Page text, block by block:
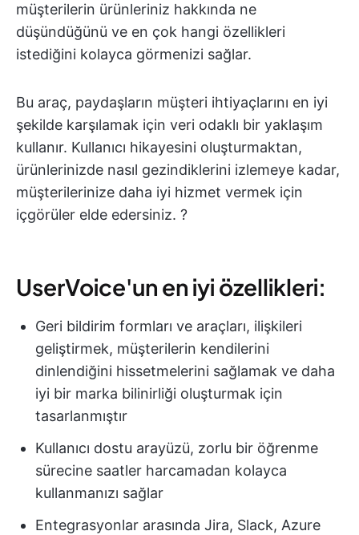
müşterilerin ürünleriniz hakkında ne
düşündüğünü ve en çok hangi özellikleri
istediğini kolayca görmenizi sağlar.
Bu araç, paydaşların müşteri ihtiyaçlarını en iyi
şekilde karşılamak için veri odaklı bir yaklaşım
kullanır. Kullanıcı hikayesini oluşturmaktan,
ürünlerinizde nasıl gezindiklerini izlemeye kadar,
müşterilerinize daha iyi hizmet vermek için
içgörüler elde edersiniz. ?
UserVoice'un en iyi özellikleri:
Geri bildirim formları ve araçları, ilişkileri
geliştirmek, müşterilerin kendilerini
dinlendiğini hissetmelerini sağlamak ve daha
iyi bir marka bilinirliği oluşturmak için
tasarlanmıştır
Kullanıcı dostu arayüzü, zorlu bir öğrenme
sürecine saatler harcamadan kolayca
kullanmanızı sağlar
Entegrasyonlar arasında Jira, Slack, Azure